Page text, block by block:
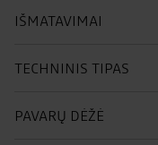
IŠMATAVIMAI
TECHNINIS TIPAS
PAVARŲ DĖŽĖ